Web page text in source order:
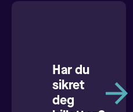
Har du
sikret
deg